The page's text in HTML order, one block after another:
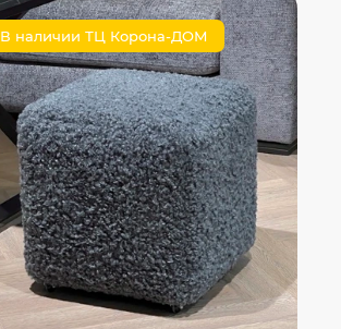
В наличии ТЦ Корона-ДОМ